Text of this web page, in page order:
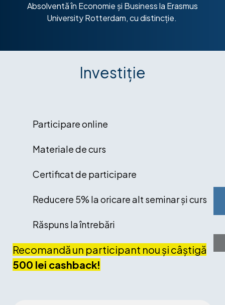
Absolventă în Economie și Business la Erasmus
University Rotterdam, cu distincție.
Investiție
Participare online
Materiale de curs
Certificat de participare
Reducere 5% la oricare alt seminar și curs
Răspuns la întrebări
Recomandă un participant nou și câștigă
500 lei cashback!